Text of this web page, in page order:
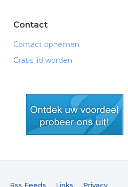
Contact
Contact opnemen
Gratis lid worden
Rss Feeds Links Privacy